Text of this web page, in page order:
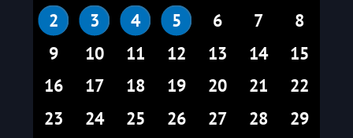
2
3 4 5 6 7
8
9
10 11 12 13 14
15
16
17 18 19 20 21
22
23
24 25 26 27 28
29